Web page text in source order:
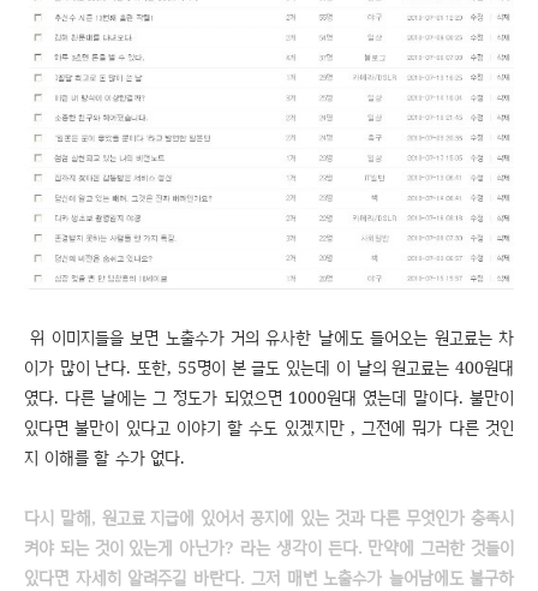
위 이미지들을 보면 노출수가 거의 유사한 날에도 들어오는 원고료는 차
이가 많이 난다. 또한, 55명이 본 글도 있는데 이 날의 원고료는 400원대
였다. 다른 날에는 그 정도가 되었으면 1000원대 였는데 말이다. 불만이
있다면 불만이 있다고 이야기 할 수도 있겠지만 , 그전에 뭐가 다른 것인
지 이해를 할 수가 없다.
다시 말해, 원고료 지급에 있어서 공지에 있는 것과 다른 무엇인가 충족시
켜야 되는 것이 있는게 아닌가? 라는 생각이 든다. 만약에 그러한 것들이
있다면 자세히 알려주길 바란다. 그저 매번 노출수가 늘어남에도 불구하